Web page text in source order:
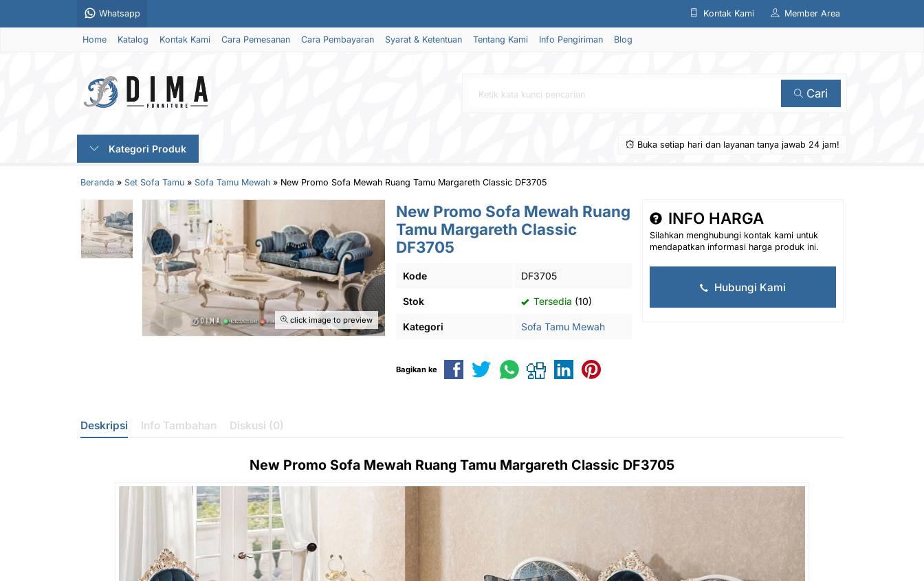
Whatsapp Kontak Kami Member Area
Home Katalog Kontak Kami Cara Pemesanan Cara Pembayaran Syarat & Ketentuan Tentang Kami Info Pengiriman Blog
Cari
Kategori Produk Buka setiap hari dan layanan tanya jawab 24 jam!
Beranda » Set Sofa Tamu » Sofa Tamu Mewah » New Promo Sofa Mewah Ruang Tamu Margareth Classic DF3705
click image to preview
New Promo Sofa Mewah Ruang
Tamu Margareth Classic
DF3705
Kode DF3705
Stok Tersedia (10)
Kategori Sofa Tamu Mewah
INFO HARGA
Silahkan menghubungi kontak kami untuk
mendapatkan informasi harga produk ini.
Hubungi Kami
Bagikan ke
Deskripsi Info Tambahan Diskusi (0)
New Promo Sofa Mewah Ruang Tamu Margareth Classic DF3705